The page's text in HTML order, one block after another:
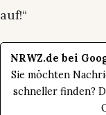
auf!“
NRWZ.de bei
Sie möchten
schneller finden?